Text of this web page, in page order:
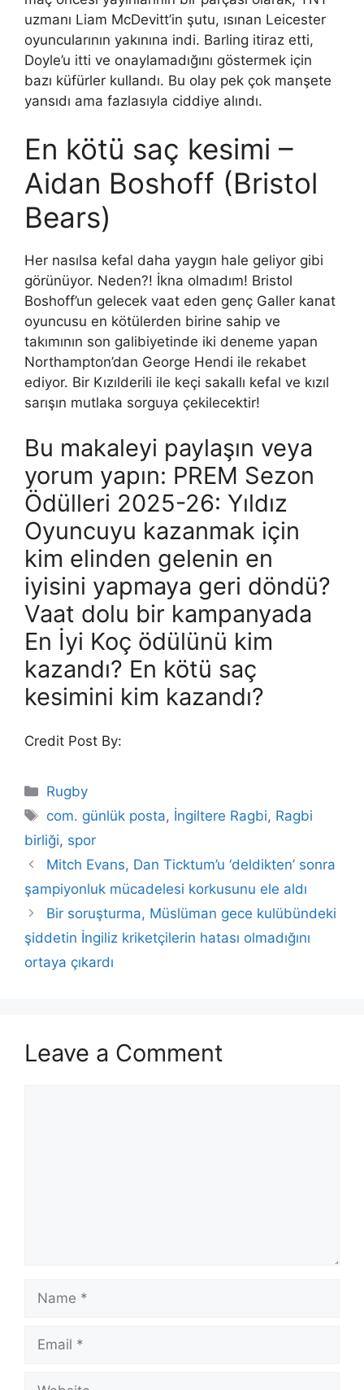
uzmanı Liam McDevitt’in şutu, ısınan Leicester
oyuncularının yakınına indi. Barling itiraz etti,
Doyle’u itti ve onaylamadığını göstermek için
bazı küfürler kullandı. Bu olay pek çok manşete
yansıdı ama fazlasıyla ciddiye alındı.
En kötü saç kesimi –
Aidan Boshoff (Bristol
Bears)
Her nasılsa kefal daha yaygın hale geliyor gibi
görünüyor. Neden?! İkna olmadım! Bristol
Boshoff’un gelecek vaat eden genç Galler kanat
oyuncusu en kötülerden birine sahip ve
takımının son galibiyetinde iki deneme yapan
Northampton’dan George Hendi ile rekabet
ediyor. Bir Kızılderili ile keçi sakallı kefal ve kızıl
sarışın mutlaka sorguya çekilecektir!
Bu makaleyi paylaşın veya
yorum yapın: PREM Sezon
Ödülleri 2025-26: Yıldız
Oyuncuyu kazanmak için
kim elinden gelenin en
iyisini yapmaya geri döndü?
Vaat dolu bir kampanyada
En İyi Koç ödülünü kim
kazandı? En kötü saç
kesimini kim kazandı?
Credit Post By:
Categories
Rugby
Tags
com. günlük posta, İngiltere Ragbi, Ragbi
birliği, spor
Mitch Evans, Dan Ticktum’u ‘deldikten’ sonra
şampiyonluk mücadelesi korkusunu ele aldı
Bir soruşturma, Müslüman gece kulübündeki
şiddetin İngiliz kriketçilerin hatası olmadığını
ortaya çıkardı
Leave a Comment
Name
Email
Website